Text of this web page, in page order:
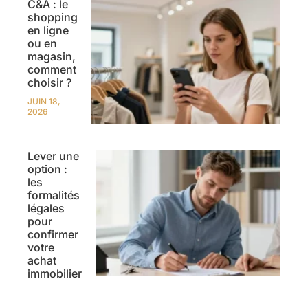
C&A : le
shopping
en ligne
ou en
magasin,
comment
choisir ?
JUIN 18,
2026
Lever une
option :
les
formalités
légales
pour
confirmer
votre
achat
immobilier